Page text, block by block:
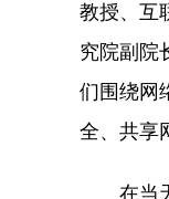
教授、互
究院副院
们围绕网
全、共享
在当天